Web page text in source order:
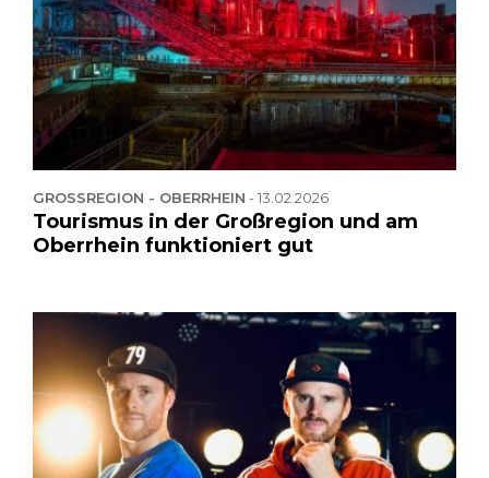
GROSSREGION - OBERRHEIN -13.02.2026
Tourismus in der Großregion und am
Oberrhein funktioniert gut